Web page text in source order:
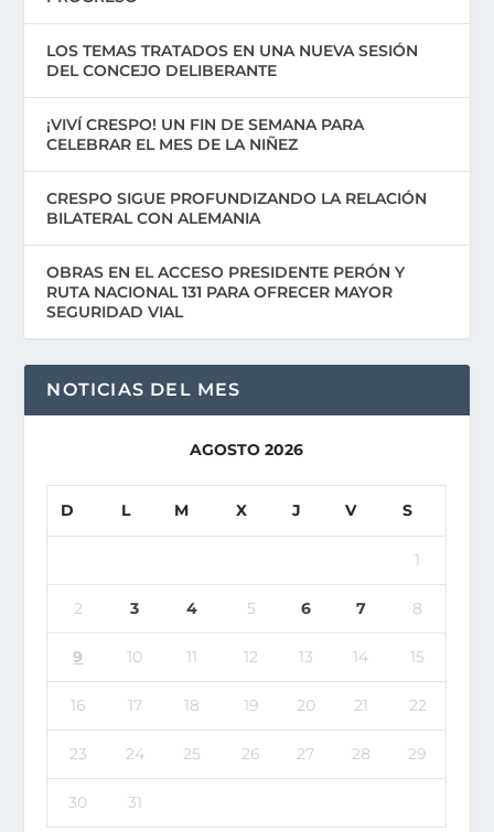
LOS TEMAS TRATADOS EN UNA NUEVA SESIÓN
DEL CONCEJO DELIBERANTE
¡VIVÍ CRESPO! UN FIN DE SEMANA PARA
CELEBRAR EL MES DE LA NIÑEZ
CRESPO SIGUE PROFUNDIZANDO LA RELACIÓN
BILATERAL CON ALEMANIA
OBRAS EN EL ACCESO PRESIDENTE PERÓN Y
RUTA NACIONAL 131 PARA OFRECER MAYOR
SEGURIDAD VIAL
NOTICIAS DEL MES
AGOSTO 2026
D L M X J V S
1
2 3 4 5 6 7 8
9 10 11 12 13 14 15
16 17 18 19 20 21 22
23 24 25 26 27 28 29
30
31